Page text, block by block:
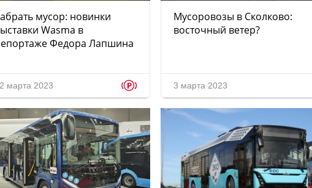
мусор: новинки
Wasma в
Федора Лапшина
марта 2023 p
Мусоровозы в Сколково:
восточный ветер?
3 марта 2023